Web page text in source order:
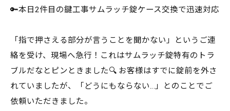
🔑本日2件目の鍵工事サムラッチ錠ケース交換で迅速対応
「指で押さえる部分が言うことを聞かない」というご連
絡を受け、現場へ急行！これはサムラッチ錠特有のトラ
ブルだなとピンときました🔍 お客様はすでに錠前を外さ
れていましたが、「どうにもならない…」とのことでご
依頼いただきました。